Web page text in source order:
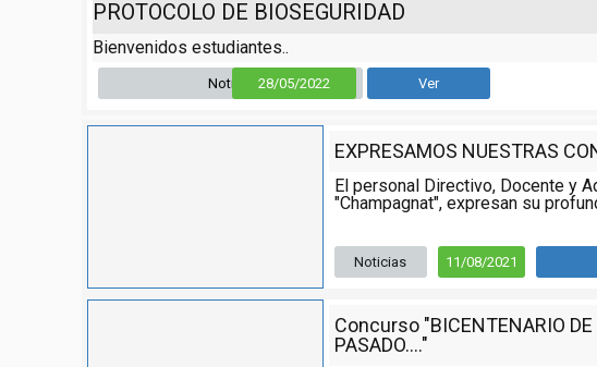
PROTOCOLO DE BIOSEGURIDAD
Bienvenidos estudiantes..
Noticia 28/05/2022 Ver
EXPRESAMOS NUESTRAS
El personal Directivo, Docente y
"Champagnat", expresan su
Noticias 11/08/2021
Concurso "BICENTENARIO
PASADO...."